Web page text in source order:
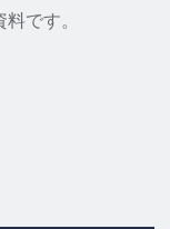
です。